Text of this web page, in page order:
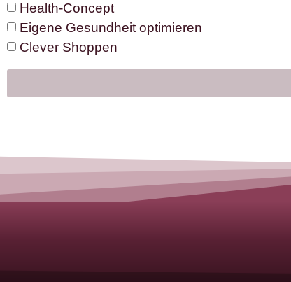
Health-Concept
Eigene Gesundheit optimieren
Clever Shoppen